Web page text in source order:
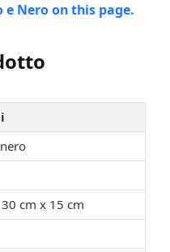
cm x 15 cm